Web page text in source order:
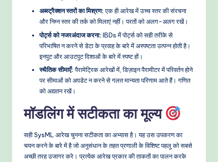
अब्स्ट्रैक्शन स्तरों का मिश्रण:एक ही आरेख में उच्च स्तर की संरचना
और निम्न स्तर की तर्क को मिलाएं नहीं। परतों को अलग-अलग रखें।
पोर्ट्स को नजरअंदाज करना: IBDs में पोर्ट्स को सही तरीके से
परिभाषित न करने से डेटा के प्रवाह के बारे में अस्पष्टता उत्पन्न होती है।
इनपुट और आउटपुट दिशाओं के बारे में स्पष्ट हों।
स्थैतिक सीमाएँ:पैरामेट्रिक आरेखों में, डिज़ाइन पैरामीटर में परिवर्तन होने
पर सीमाओं को अपडेट न करने से गलत मान्यता परिणाम आते हैं। गणित
को अद्यतन रखें।
मॉडलिंग में सटीकता का मूल्य
सही SysML आरेख चुनना सटीकता का अभ्यास है। यह उस उपकरण का
चयन करने के बारे में है जो अनुसंधान के तहत प्रणाली के विशिष्ट पहलू को सबसे
अच्छी तरह उजागर करे। प्रत्येक आरेख प्रकार की ताकतों का पालन करके